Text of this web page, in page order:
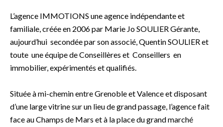
L’agence IMMOTIONS une agence indépendante et
familiale, créée en 2006 par Marie Jo SOULIER Gérante,
aujourd’hui secondée par son associé, Quentin SOULIER et
toute une équipe de Conseillères et Conseillers en
immobilier, expérimentés et qualifiés.
Située à mi-chemin entre Grenoble et Valence et disposant
d’une large vitrine sur un lieu de grand passage, l’agence fait
face au Champs de Mars et à la place du grand marché